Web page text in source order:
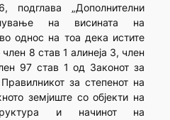
„Дополнителни
на висината на
однос на тоа дека истите
8 став 1 алинеја 3, член
97 став 1 од Законот за
за степенот на
земјиште со објекти на
и начинот на